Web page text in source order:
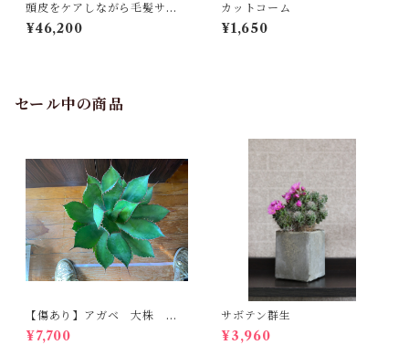
頭皮をケアしながら毛髪サイ
クルを整える魔法のブラシ
【日本製】
¥46,200
カットコーム
¥1,650
セール中の商品
【傷あり】アガベ 大株 ボ
ビコルヌータ カウズホーン
¥7,700
サボテン群生
¥3,960